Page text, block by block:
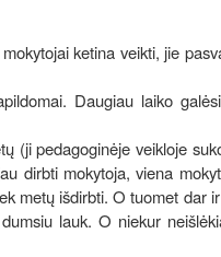
ketina veikti, jie
Daugiau laiko
(ji pedagoginėje veikloje
dirbti mokytoja, viena
metų išdirbti. O tuomet dar
lauk. O niekur